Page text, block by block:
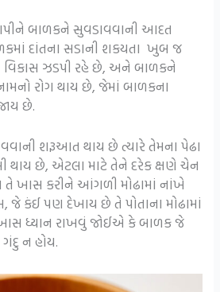
બાળકને સુવડાવવાની આદત
દાંતના સડાની શકયતા ખુબ જ
ઝડપી રહે છે, અને બાળકને
રોગ થાય છે, જેમાં બાળકના
છે.
શરૂઆત થાય છે ત્યારે તેમના પેઢા
થાય છે, એટલા માટે તેને દરેક ક્ષણે ચેન
તે ખાસ કરીને આંગળી મોઢામાં નાંખે
કંઈ પણ દેખાય છે તે પોતાના મોઢામાં
ધ્યાન રાખવું જોઈએ કે બાળક જે
ન હોય.